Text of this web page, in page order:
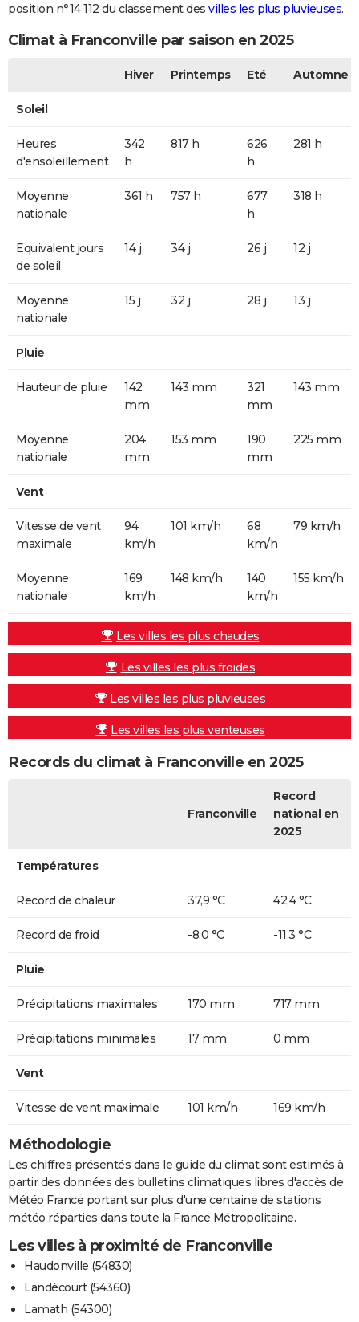
position n°14 112 du classement des villes les plus pluvieuses.
Climat à Franconville par saison en 2025
Hiver Printemps Eté Automne
Soleil
Heures
d'ensoleillement
342
h
817 h
626
h
281 h
Moyenne
nationale
361 h 757 h
677
h
318 h
Equivalent jours
de soleil
14 j 34 j 26 j 12 j
Moyenne
nationale
15 j 32 j 28 j 13 j
Pluie
Hauteur de pluie
142
mm
143 mm
321
mm
143 mm
Moyenne
nationale
204
mm
153 mm
190
mm
225 mm
Vent
Vitesse de vent
maximale
94
km/h
101 km/h
68
km/h
79 km/h
Moyenne
nationale
169
km/h
148 km/h
140
km/h
155 km/h
Les villes les plus chaudes
Les villes les plus froides
Les villes les plus pluvieuses
Les villes les plus venteuses
Records du climat à Franconville en 2025
Franconville
Record
national en
2025
Températures
Record de chaleur 37,9 °C 42,4 °C
Record de froid -8,0 °C -11,3 °C
Pluie
Précipitations maximales 170 mm 717 mm
Précipitations minimales 17 mm 0 mm
Vent
Vitesse de vent maximale 101 km/h 169 km/h
Méthodologie
Les chiffres présentés dans le guide du climat sont estimés à
partir des données des bulletins climatiques libres d'accès de
Météo France portant sur plus d'une centaine de stations
météo réparties dans toute la France Métropolitaine.
Les villes à proximité de Franconville
Haudonville (54830)
Landécourt (54360)
Lamath (54300)